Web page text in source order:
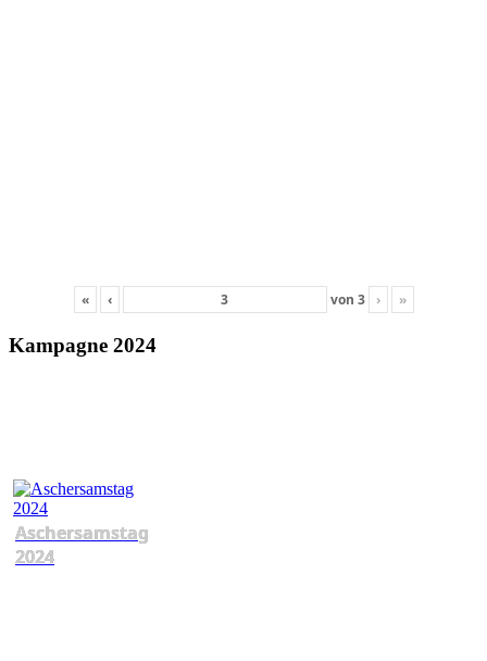
« ‹ von 3 › »
Kampagne 2024
Aschersamstag
2024